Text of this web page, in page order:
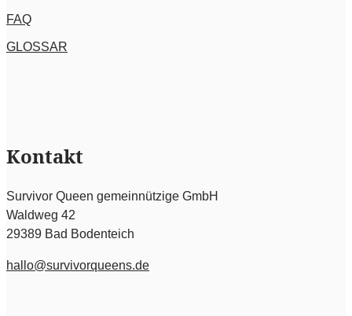
FAQ
GLOSSAR
Kontakt
Survivor Queen gemeinnützige GmbH
Waldweg 42
29389 Bad Bodenteich
hallo@survivorqueens.de